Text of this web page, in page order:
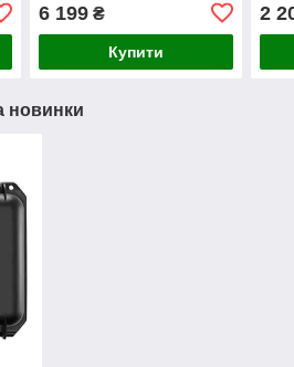
6 199₴
Купити
2
новинки